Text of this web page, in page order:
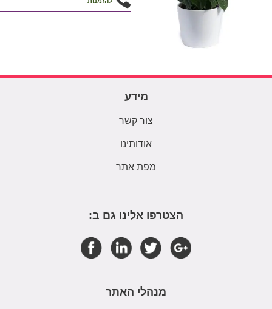
מידע
צור קשר
אודותינו
מפת אתר
הצטרפו אלינו גם ב:
מנהלי האתר